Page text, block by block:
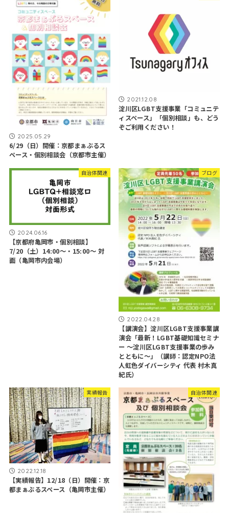
2025.05.29
6/29（日）開催：京都まぁぶるス
ペース・個別相談会（京都市主催）
2021.12.08
淀川区LGBT支援事業「コミュニテ
ィスペース」「個別相談」も、どう
ぞご利用ください！
自治体関連
2024.06.16
【京都府亀岡市・個別相談】
7/20（土）14:00～・15:00～ 対
面（亀岡市内会場）
ブログ
2022.04.28
【講演会】淀川区LGBT支援事業講
演会「最新！LGBT基礎知識セミナ
ー 〜淀川区LGBT支援事業の歩み
とともに〜」（講師：認定NPO法
人虹色ダイバーシティ 代表 村木真
紀氏）
実績報告
2022.12.18
【実績報告】12/18（日）開催：京
都まぁぶるスペース（亀岡市主催）
自治体関連